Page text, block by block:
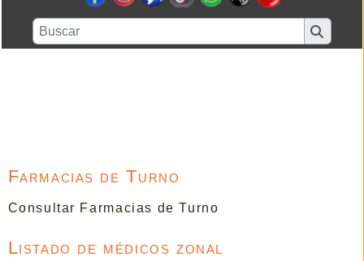
Farmacias de Turno
Consultar Farmacias de Turno
Listado de médicos zonal